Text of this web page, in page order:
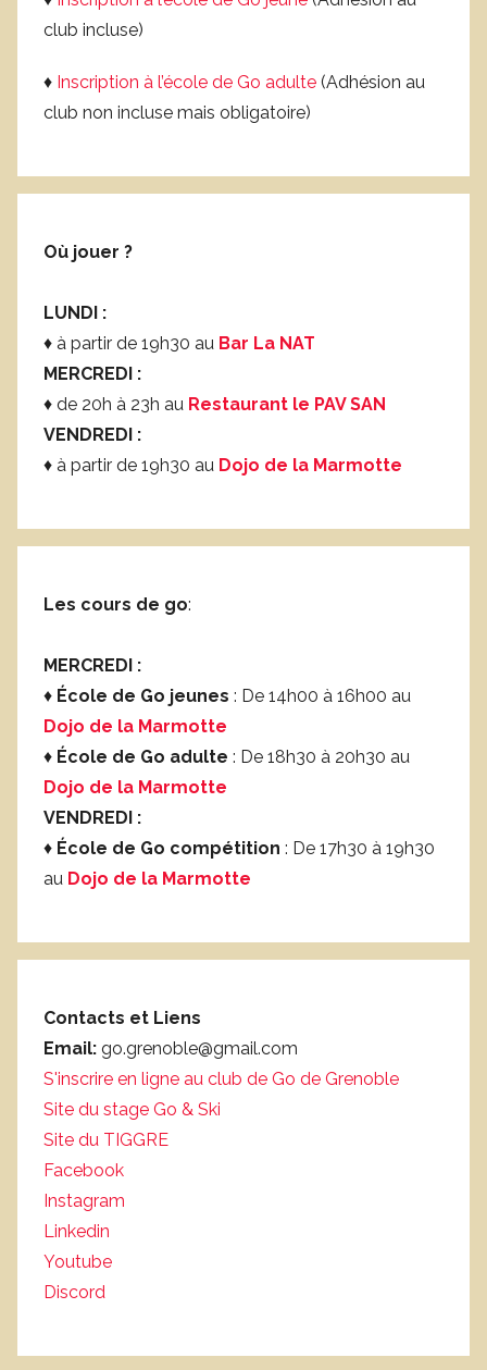
a
club incluse)
♦ Inscription à l’école de Go adulte (Adhésion au
club non incluse mais obligatoire)
Où jouer ?
LUNDI :
♦ à partir de 19h30 au Bar La NAT
MERCREDI :
♦ de 20h à 23h au Restaurant le PAV SAN
VENDREDI :
♦ à partir de 19h30 au Dojo de la Marmotte
Les cours de go:
MERCREDI :
♦ École de Go jeunes : De 14h00 à 16h00 au
Dojo de la Marmotte
♦ École de Go adulte : De 18h30 à 20h30 au
Dojo de la Marmotte
VENDREDI :
♦ École de Go compétition : De 17h30 à 19h30
au Dojo de la Marmotte
Contacts et Liens
Email: go.grenoble@gmail.com
S'inscrire en ligne au club de Go de Grenoble
Site du stage Go & Ski
Site du TIGGRE
Facebook
Instagram
Linkedin
Youtube
Discord